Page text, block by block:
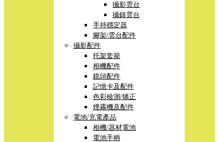
攝影雲台
攝錄雲台
手持穩定器
腳架/雲台配件
攝影配件
托架套籠
相機配件
鏡頭配件
記憶卡及配件
色彩檢測/矯正
煙霧機及配件
電池/充電產品
相機/器材電池
電池手柄